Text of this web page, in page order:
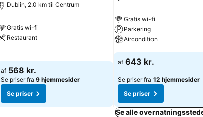
Dublin, 2.0 km til Centrum
Gratis wi-fi
Restaurant
af 568 kr.
Se priser fra 9 hjemmesider
Se priser
Gratis wi-fi
Parkering
Aircondition
Se priser
af 643 kr.
Se priser fra 12 hjemmesider
Se priser
Se alle